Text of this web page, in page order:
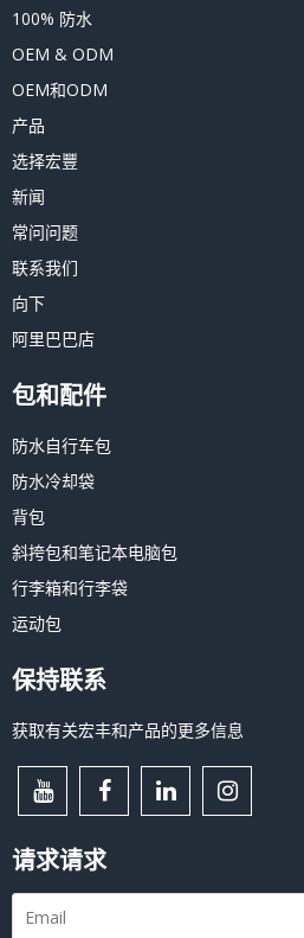
100% 防水
OEM & ODM
OEM和ODM
产品
选择宏豐
新闻
常问问题
联系我们
向下
阿里巴巴店
包和配件
防水自行车包
防水冷却袋
背包
斜挎包和笔记本电脑包
行李箱和行李袋
运动包
保持联系
获取有关宏丰和产品的更多信息
请求请求